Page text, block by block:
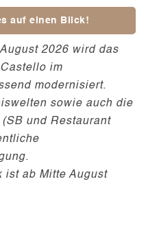
auf einen Blick!
2026 wird das
im
modernisiert.
sowie auch die
und Restaurant
ist ab Mitte August